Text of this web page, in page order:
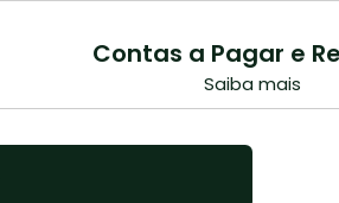
Contas a Pagar e
Saiba mais